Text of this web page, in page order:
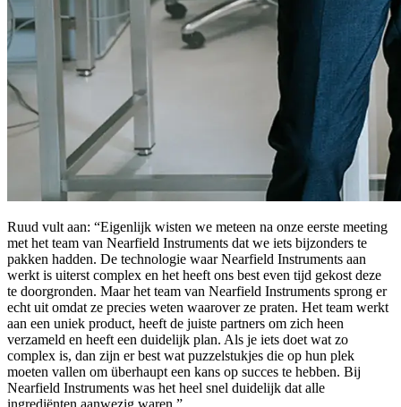
Ruud vult aan: “Eigenlijk wisten we meteen na onze eerste meeting
met het team van Nearfield Instruments dat we iets bijzonders te
pakken hadden. De technologie waar Nearfield Instruments aan
werkt is uiterst complex en het heeft ons best even tijd gekost deze
te doorgronden. Maar het team van Nearfield Instruments sprong er
echt uit omdat ze precies weten waarover ze praten. Het team werkt
aan een uniek product, heeft de juiste partners om zich heen
verzameld en heeft een duidelijk plan. Als je iets doet wat zo
complex is, dan zijn er best wat puzzelstukjes die op hun plek
moeten vallen om überhaupt een kans op succes te hebben. Bij
Nearfield Instruments was het heel snel duidelijk dat alle